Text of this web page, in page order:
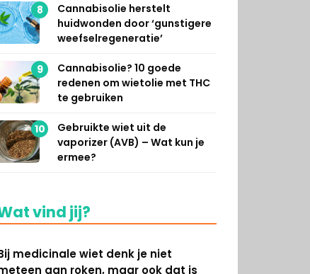
8
Cannabisolie herstelt
huidwonden door ‘gunstigere
weefselregeneratie’
9
Cannabisolie? 10 goede
redenen om wietolie met THC
te gebruiken
10
Gebruikte wiet uit de
vaporizer (AVB) – Wat kun je
ermee?
vind jij?
medicinale wiet denk je niet
aan roken, maar ook dat is